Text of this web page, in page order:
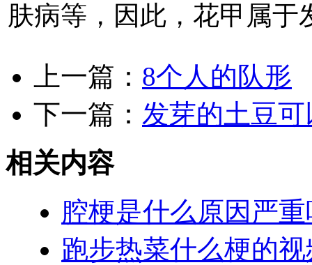
肤病等，因此，花甲属于
上一篇： 8个人的队形
下一篇： 发芽的土豆
相关内容
腔梗是什么原因严重
跑步热菜什么梗的视